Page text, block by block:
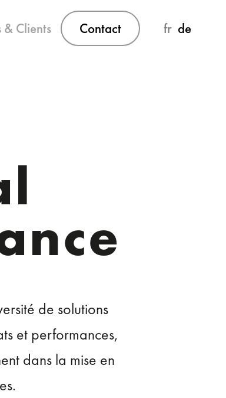
& Clients Contact fr de
de solutions
et performances,
dans la mise en